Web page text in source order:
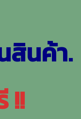
สินค้า.
!!